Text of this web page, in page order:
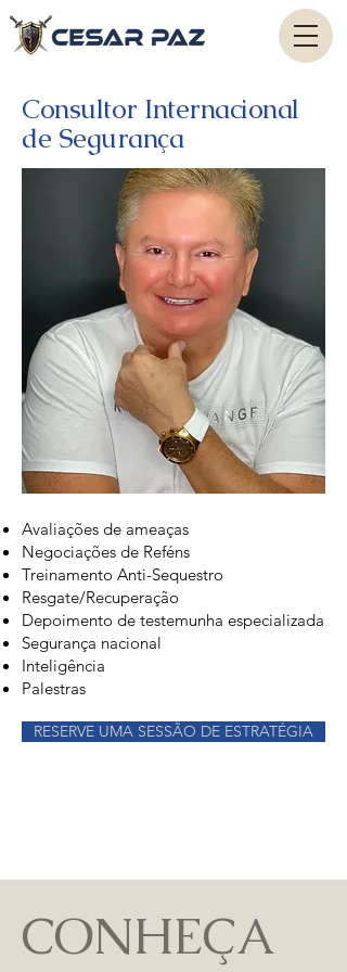
Avaliações de ameaças
Negociações de Reféns
Treinamento Anti-Sequestro
Resgate/Recuperação
Depoimento de testemunha especializada
Segurança nacional
Inteligência
Palestras
RESERVE UMA SESSÃO DE ESTRATÉGIA
Consultor Internacional
de Segurança
CONHEÇA